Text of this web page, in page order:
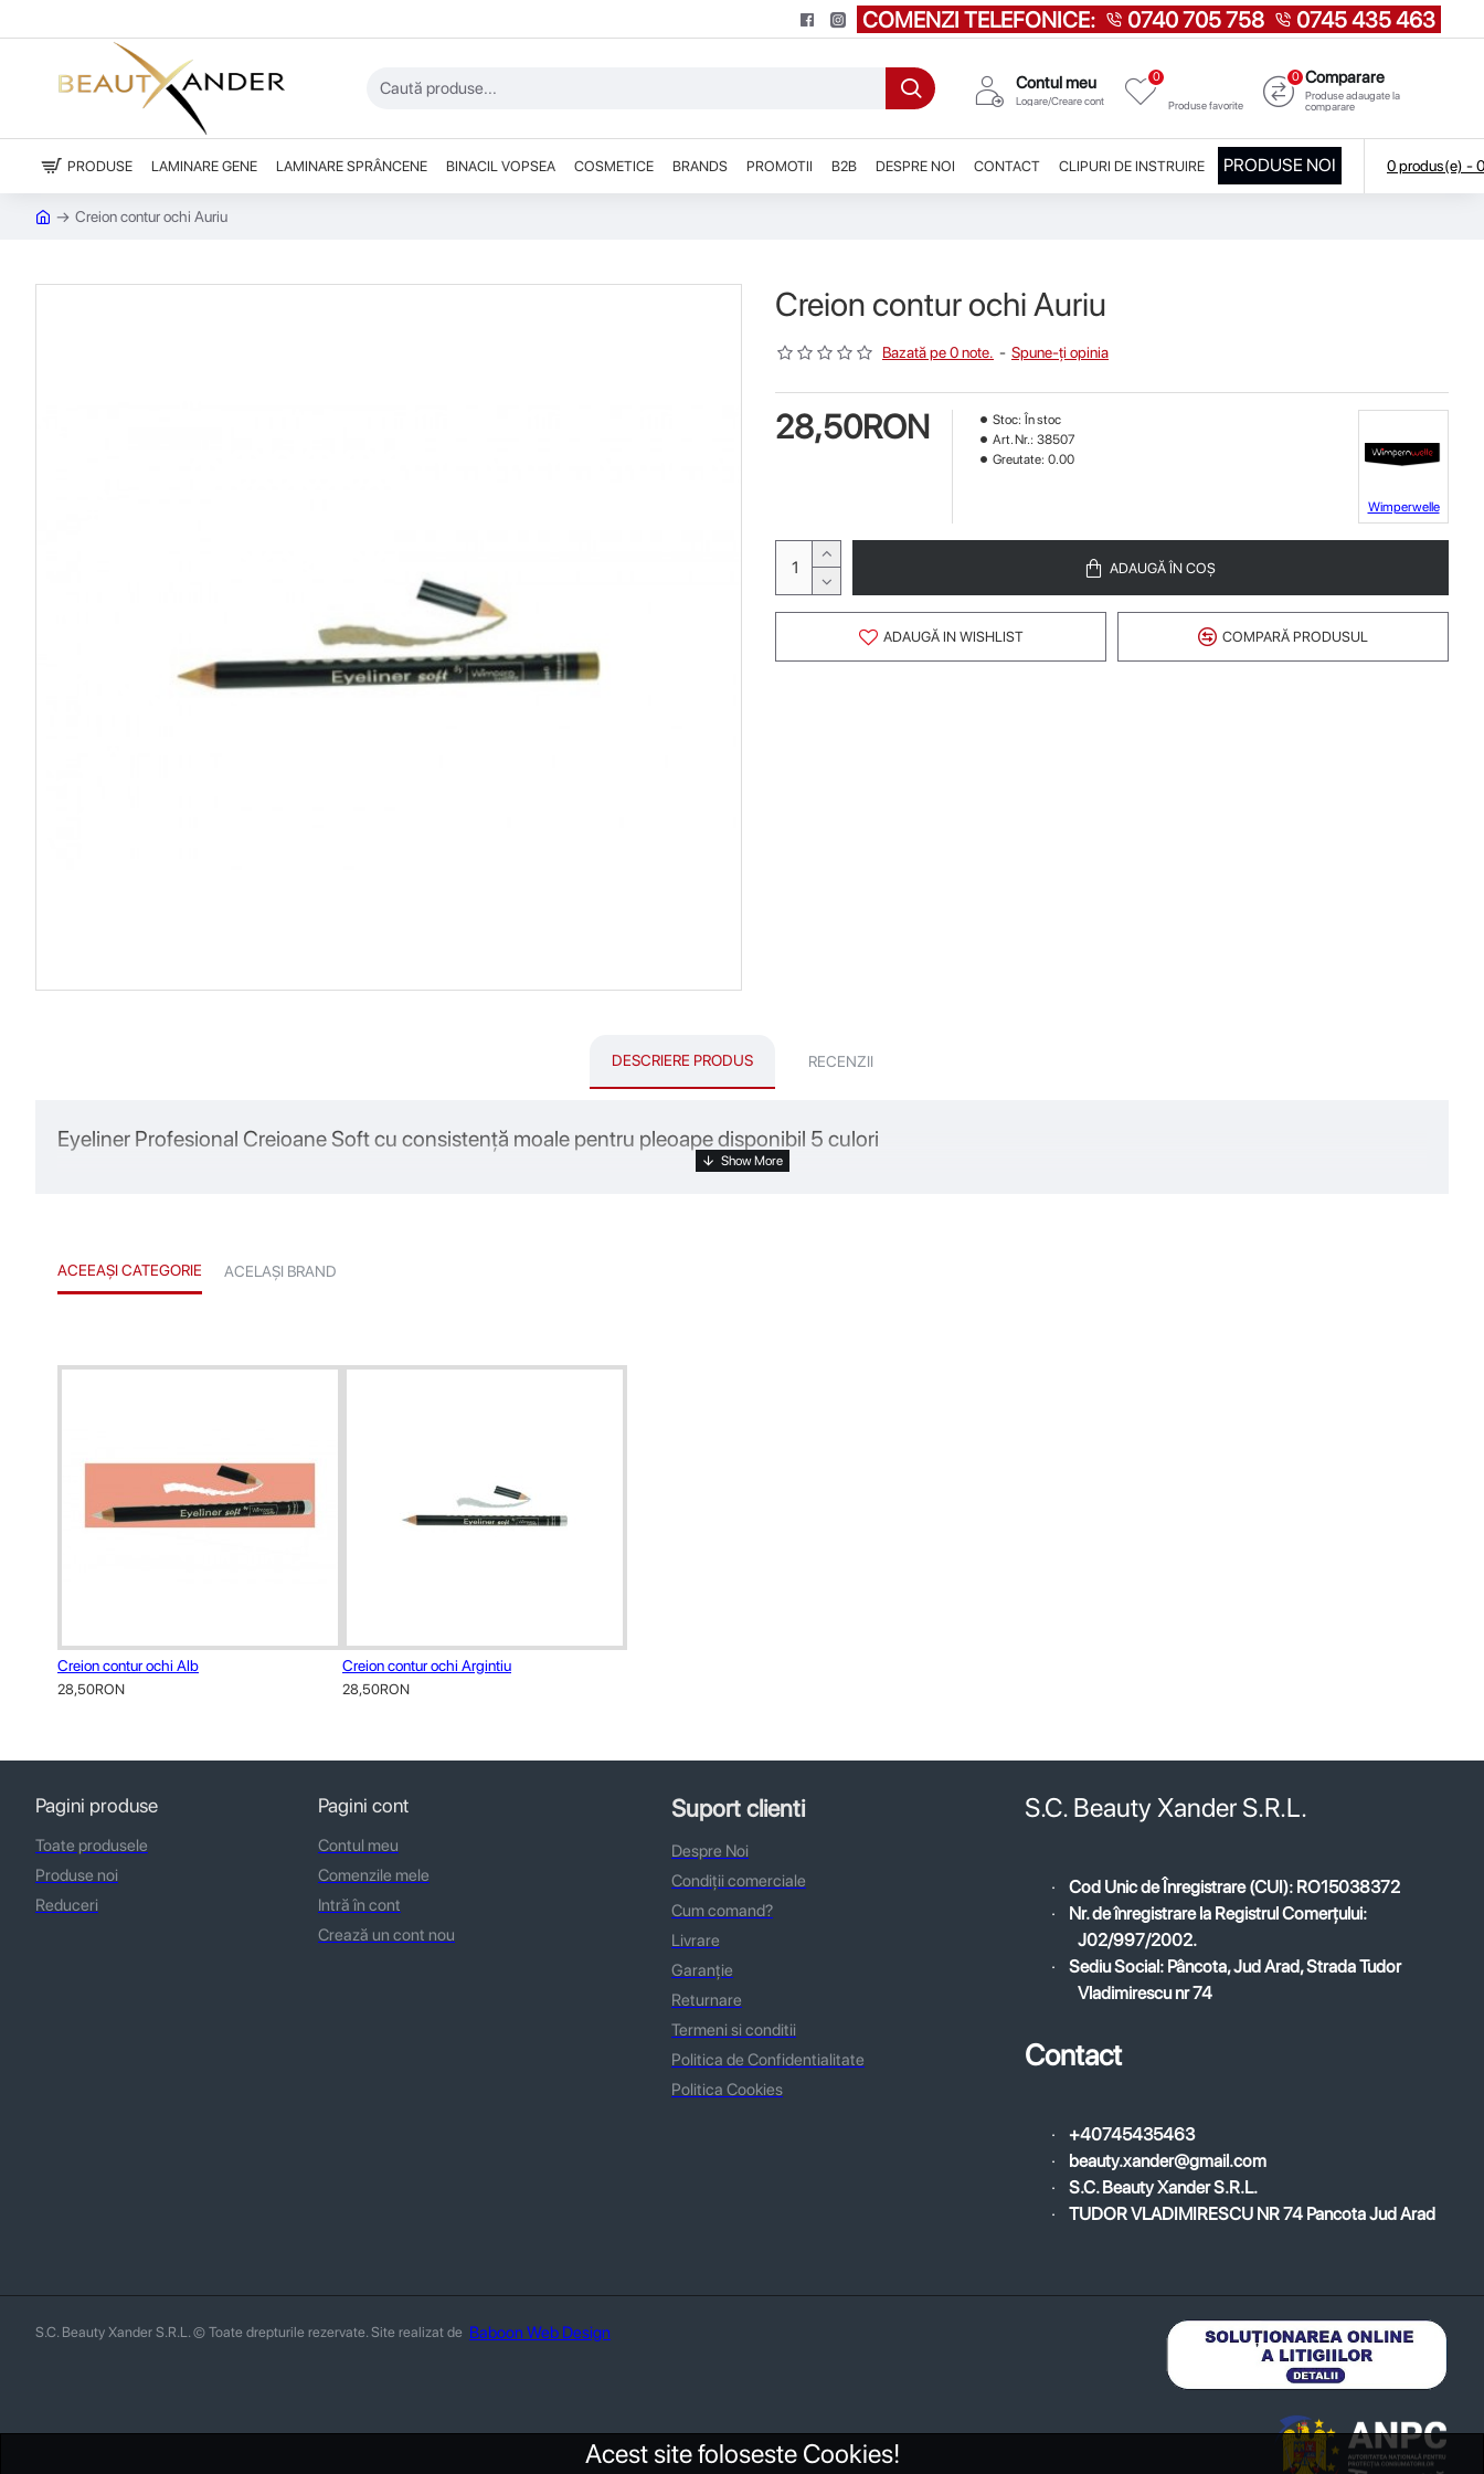
Acest site foloseste Cookies!
COMENZI TELEFONICE: 0740 705 758 0745 435 463
Contul meu
Logare/Creare cont Produse favorite
0 Comparare
Produse adaugate la
comparare
0
PRODUSE LAMINARE GENE LAMINARE SPRÂNCENE BINACIL VOPSEA COSMETICE BRANDS PROMOTII B2B DESPRE NOI CONTACT CLIPURI DE INSTRUIRE PRODUSE NOI 0 produs(e) -
Creion contur ochi Auriu
Creion contur ochi Auriu
Bazată pe 0 note. - Spune-ţi opinia
28,50RON Stoc: În stoc
Art. Nr.: 38507
Greutate: 0.00
Wimperwelle
ADAUGĂ ÎN COŞ
ADAUGĂ IN WISHLIST COMPARĂ PRODUSUL
DESCRIERE PRODUS RECENZII
Eyeliner Profesional Creioane Soft cu consistenţă moale pentru pleoape disponibil 5 culori
ACEEAȘI CATEGORIE ACELAȘI BRAND
Creion contur ochi Alb
28,50RON
Creion contur ochi Argintiu
28,50RON
Pagini produse
Toate produsele
Produse noi
Reduceri
Pagini cont
Contul meu
Comenzile mele
Intră în cont
Crează un cont nou
Suport clienti
Despre Noi
Condiții comerciale
Cum comand?
Livrare
Garanție
Returnare
Termeni si conditii
Politica de Confidentialitate
Politica Cookies
S.C. Beauty Xander S.R.L.
·
Cod Unic de Înregistrare (CUI): RO15038372
·
Nr. de înregistrare la Registrul Comerțului:
J02/997/2002.
·
Sediu Social: Pâncota, Jud Arad, Strada Tudor
Vladimirescu nr 74
Contact
·
+40745435463
·
beauty.xander@gmail.com
·
S.C. Beauty Xander S.R.L.
·
TUDOR VLADIMIRESCU NR 74 Pancota Jud Arad
S.C. Beauty Xander S.R.L. © Toate drepturile rezervate. Site realizat de Baboon Web Design